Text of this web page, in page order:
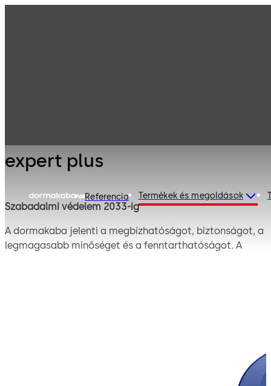
Referencia Termékek és megoldások
expert plus
Szabadalmi védelem 2033-ig
A dormakaba jelenti a megbízhatóságot, biztonságot, a
legmagasabb minőséget és a fenntarthatóságot. A
A szerződött dormakaba partnerek eredeti expert plus